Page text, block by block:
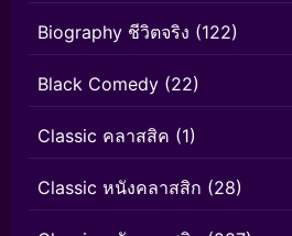
Biography ชีวิตจริง (122)
Black Comedy (22)
Classic คลาสสิค (1)
Classic หนังคลาสสิก (28)